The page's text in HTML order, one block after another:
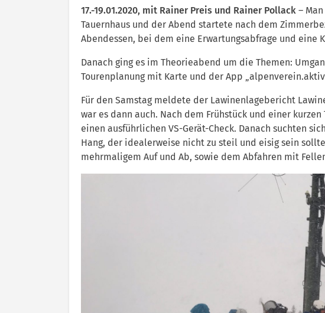
17.-19.01.2020, mit Rainer Preis und Rainer Pollack –
Tauernhaus und der Abend startete nach dem
Abendessen, bei dem eine Erwartungsabfrage und eine
Danach ging es im Theorieabend um die Themen:
Tourenplanung mit Karte und der App
Für den Samstag meldete der Lawinenlagebericht
war es dann auch. Nach dem Frühstück und einer
einen ausführlichen VS-Gerät-Check. Danach suchten
Hang, der idealerweise nicht zu steil und eisig sein
mehrmaligem Auf und Ab, sowie dem Abfahren mit